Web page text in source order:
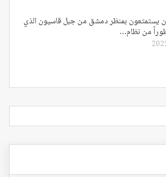
يستمتعون بمنظر دمشق من جبل قاسيون الذي
من نظام…